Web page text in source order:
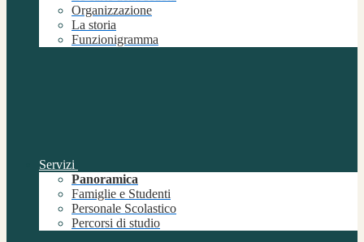
Organizzazione
La storia
Funzionigramma
Servizi
Panoramica
Famiglie e Studenti
Personale Scolastico
Percorsi di studio